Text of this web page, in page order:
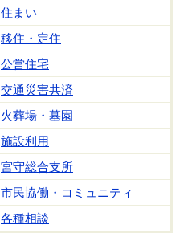
住まい
移住・定住
公営住宅
交通災害共済
火葬場・墓園
施設利用
宮守総合支所
市民協働・コミュニティ
各種相談